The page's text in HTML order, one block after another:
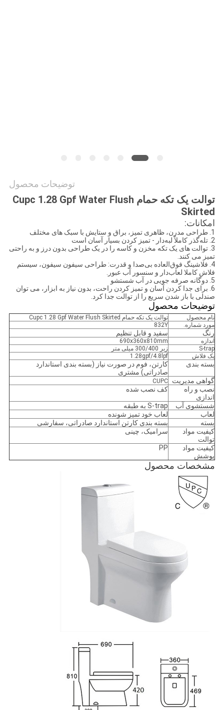
توضیحات محصول
توالت یک تکه حمام Cupc 1.28 Gpf Water Flush
Skirted
امکانات:
1. طراحی مدرن، ظاهری تمیز، براق و ستایش با سبک های مختلف
2. تله‌گذر کاملاً لبه‌دار - تمیز کردن بسیار آسان است
3. توالت های یک تکه مخزن و کاسه را در یک طراحی بدون درز و به راحتی
تمیز می کنند.
4. فلاشینگ فوق‌العاده بی‌صدا و قدرت: طراحی سیفون سیفون، سیستم
فلاش کاملا لعاب‌دار و سنسور آب عبور.
5. دوگانه صرفه جویی در آب شستشو
6. برای جدا کردن آسان و تمیز کردن راحت، بدون نیاز به ابزار، می توان
صندلی با باز شدن سریع را از توالت جدا کرد.
توضیحات محصول
نام محصول
توالت یک تکه حمام Cupc 1.28 Gpf Water Flush Skirted
مورد شماره.
832Y
رنگ سفید و قابل تنظیم
اندازه
690x360x810mm
S-trap
زبر 300/400 میلی متر
یک فلاش
1.28gpf/4.8lpf
بسته بندی
کارتن، فوم در صورت نیاز (بسته بندی استاندارد
صادراتی) مشتری
گواهی مدیریت
CUPC
نصب و راه
اندازی
کف نصب شده
شستشوی آب
S-trap به طبقه
لعاب
لعاب خود تمیز شونده
بسته
بسته بندی کارتن استاندارد صادراتی، سفارشی
کیفیت مواد
توالت
سرامیک، چینی
کیفیت مواد
پوشش
PP
مشخصات محصول